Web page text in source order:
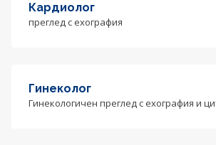
Кардиолог
преглед с ехография
Гинеколог
Гинекологичен преглед с ехография и